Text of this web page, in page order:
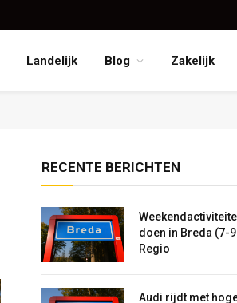
Landelijk Blog Zakelijk
RECENTE BERICHTEN
doen in Breda (7-9
Regio
Audi rijdt met